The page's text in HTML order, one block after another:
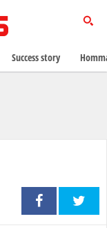
Success story